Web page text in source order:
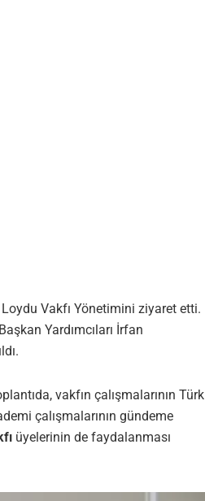
Vakfı Yönetimini ziyaret etti.
Yardımcıları İrfan
vakfın çalışmalarının Türk
çalışmalarının gündeme
üyelerinin de faydalanması